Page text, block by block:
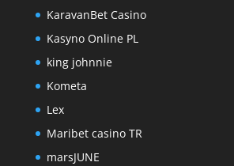
KaravanBet Casino
Kasyno Online PL
king johnnie
Kometa
Lex
Maribet casino TR
marsJUNE